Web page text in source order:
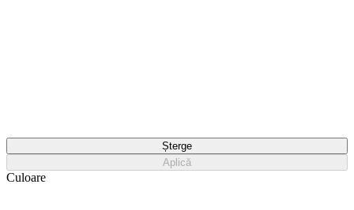
Șterge
Aplică
Culoare